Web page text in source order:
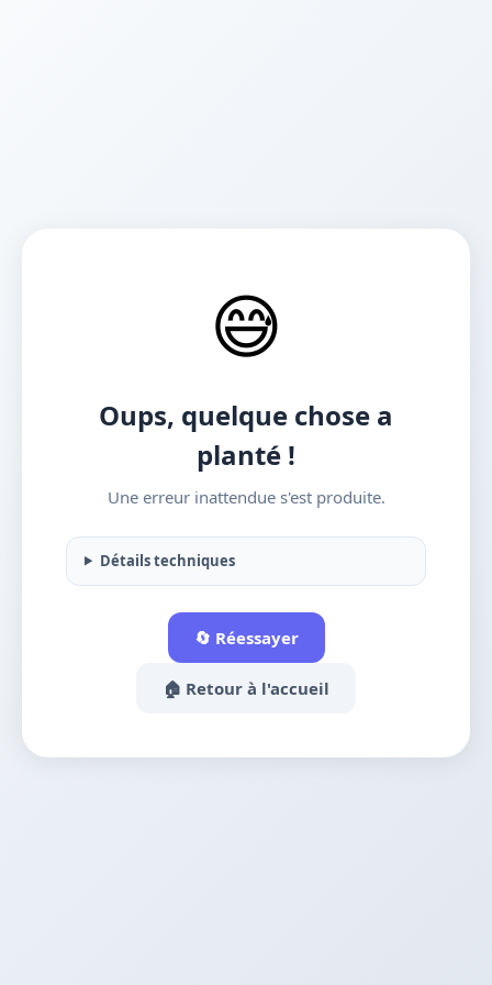
😅
Oups, quelque chose a
planté !
Une erreur inattendue s'est produite.
Détails techniques
🔄 Réessayer
🏠 Retour à l'accueil